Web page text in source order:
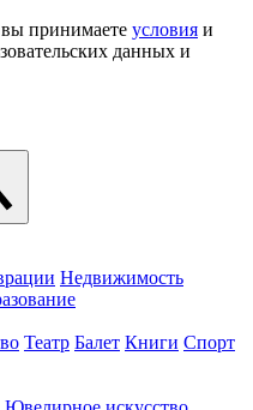
вы принимаете условия и
данных и